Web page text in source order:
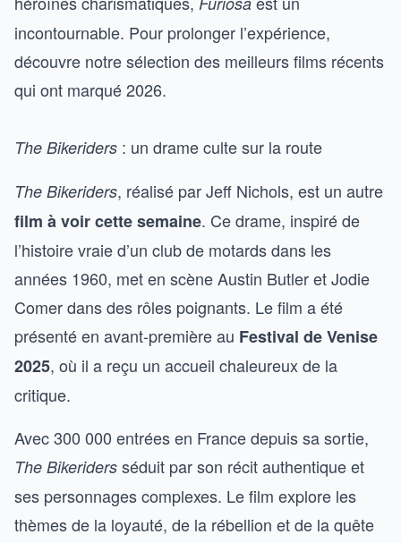
incontournable. Pour prolonger l’expérience,
découvre notresélection des meilleurs films récents
qui ont marqué 2026.
The Bikeriders : un drame culte sur la route
The Bikeriders, réalisé par Jeff Nichols, est un autre
film à voir cette semaine. Ce drame, inspiré de
l’histoire vraie d’un club de motards dans les
années 1960, met en scène Austin Butler et Jodie
Comer dans des rôles poignants. Le film a été
présenté en avant-première au Festival de Venise
2025, où il a reçu un accueil chaleureux de la
critique.
Avec 300 000 entrées en France depuis sa sortie,
The Bikeriders séduit par son récit authentique et
ses personnages complexes. Le film explore les
thèmes de la loyauté, de la rébellion et de la quête